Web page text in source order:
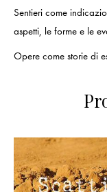
Sentieri come
aspetti, le forme e le
Opere come storie di